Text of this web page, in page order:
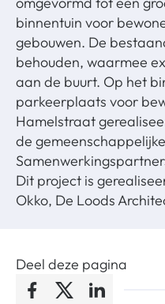
binnentuin voor
gebouwen. De
behouden, waarmee
aan de buurt. Op het
parkeerplaats voor
Hamelstraat
de
Dit project is
Okko, De Loods
Deel deze pagina
Facebook
TwitterLinkedIn